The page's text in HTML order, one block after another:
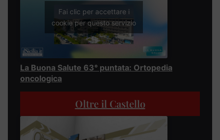
Fai clic per accettare i
cookie per questo servizio
La Buona Salute 63° puntata: Ortopedia
oncologica
Oltre il Castello